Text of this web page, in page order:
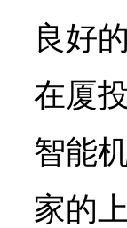
良好
在厦
智能
家的